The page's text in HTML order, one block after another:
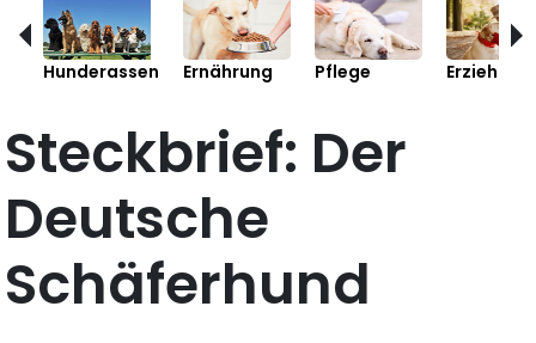
Hunderassen Ernährung Pflege Erziehung
Steckbrief: Der
Deutsche
Schäferhund